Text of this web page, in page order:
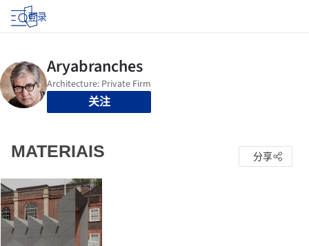
登录
关注
MATERIAIS 分享